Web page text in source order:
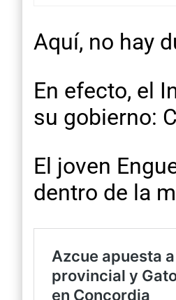
Aquí, no hay
En efecto, el
su gobierno:
El joven
dentro de la